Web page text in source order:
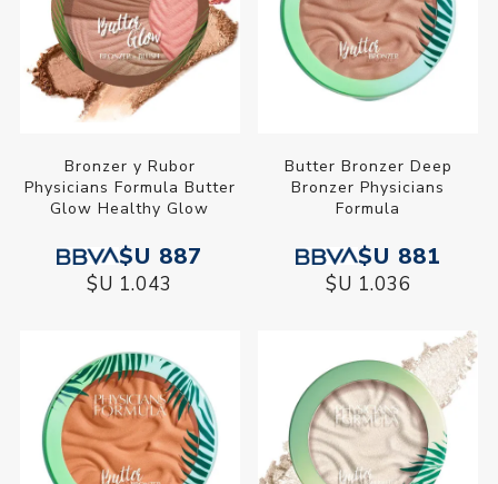
Bronzer y Rubor
Physicians Formula Butter
Glow Healthy Glow
$U 887
$U 1.043
Butter Bronzer Deep
Bronzer Physicians
Formula
$U 881
$U 1.036